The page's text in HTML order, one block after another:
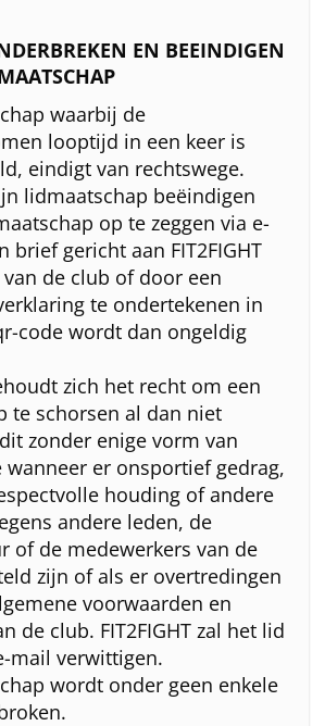
EN BEEINDIGEN
waarbij de
looptijd in een keer is
eindigt van rechtswege.
lidmaatschap beëindigen
op te zeggen via e-
brief gericht aan FIT2FIGHT
de club of door een
te ondertekenen in
code wordt dan ongeldig
zich het recht om een
te schorsen al dan niet
zonder enige vorm van
wanneer er onsportief gedrag,
houding of andere
andere leden, de
of de medewerkers van de
zijn of als er overtredingen
voorwaarden en
de club. FIT2FIGHT zal het lid
mail verwittigen.
wordt onder geen enkele